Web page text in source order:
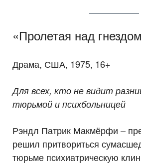
«Пролетая над
Драма, США, 1975, 16+
Для всех, кто не видит
тюрьмой и психбольницей
Рэндл Патрик Макмёрфи –
решил притвориться
тюрьме психиатрическую